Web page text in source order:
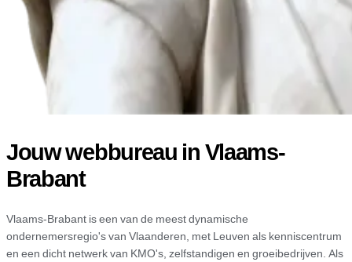
Jouw webbureau in Vlaams-
Brabant
Vlaams-Brabant is een van de meest dynamische
ondernemersregio's van Vlaanderen, met Leuven als kenniscentrum
en een dicht netwerk van KMO's, zelfstandigen en groeibedrijven. Als